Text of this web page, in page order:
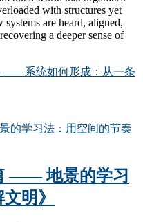
with structures yet
are heard, aligned,
a deeper sense of
——系统如何形成：从一条
—— 地景的学习
明》